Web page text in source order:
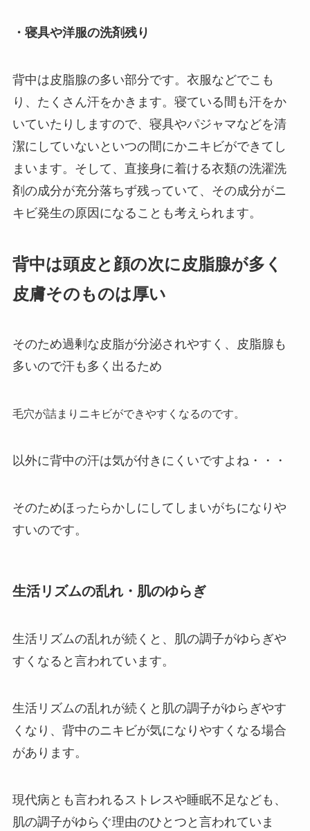
・寝具や洋服の洗剤残り
背中は皮脂腺の多い部分です。衣服などでこも
り、たくさん汗をかきます。寝ている間も汗をか
いていたりしますので、寝具やパジャマなどを清
潔にしていないといつの間にかニキビができてし
まいます。そして、直接身に着ける衣類の洗濯洗
剤の成分が充分落ちず残っていて、その成分がニ
キビ発生の原因になることも考えられます。
背中は頭皮と顔の次に皮脂腺が多く
皮膚そのものは厚い
そのため過剰な皮脂が分泌されやすく、皮脂腺も
多いので汗も多く出るため
毛穴が詰まりニキビができやすくなるのです。
以外に背中の汗は気が付きにくいですよね・・・
そのためほったらかしにしてしまいがちになりや
すいのです。
生活リズムの乱れ・肌のゆらぎ
生活リズムの乱れが続くと、肌の調子がゆらぎや
すくなると言われています。
生活リズムの乱れが続くと肌の調子がゆらぎやす
くなり、背中のニキビが気になりやすくなる場合
があります。
現代病とも言われるストレスや睡眠不足なども、
肌の調子がゆらぐ理由のひとつと言われていま